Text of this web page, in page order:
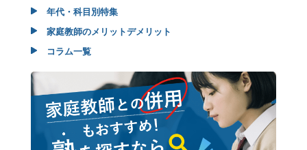
年代・科目別特集
家庭教師のメリットデメリット
コラム一覧